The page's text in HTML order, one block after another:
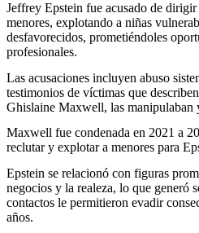
Jeffrey Epstein fue acusado de
menores, explotando a niñas
desfavorecidos, prometiéndoles
profesionales.
Las acusaciones incluyen abuso
testimonios de víctimas que
Ghislaine Maxwell, las manipulaban
Maxwell fue condenada en 2021 a
reclutar y explotar a menores para
Epstein se relacionó con figuras
negocios y la realeza, lo que generó
contactos le permitieron evadir
años.